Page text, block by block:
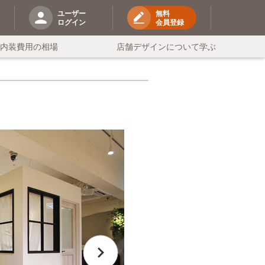
ユーザー
ログイン
無料
会員登録
装費用の相場 店舗デザインについて学ぶ